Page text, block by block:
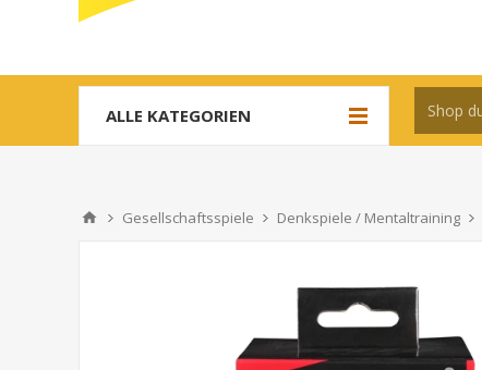
ALLE KATEGORIEN
Gesellschaftsspiele Denkspiele / Mentaltraining